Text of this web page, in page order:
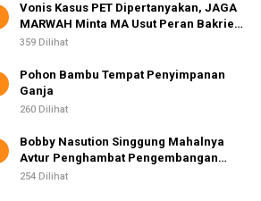
Vonis Kasus PET Dipertanyakan, JAGA
MARWAH Minta MA Usut Peran Bakrie
Group
359 Dilihat
Pohon Bambu Tempat Penyimpanan
Ganja
260 Dilihat
Bobby Nasution Singgung Mahalnya
Avtur Penghambat Pengembangan
Industri Penerbangan di Sumut
254 Dilihat